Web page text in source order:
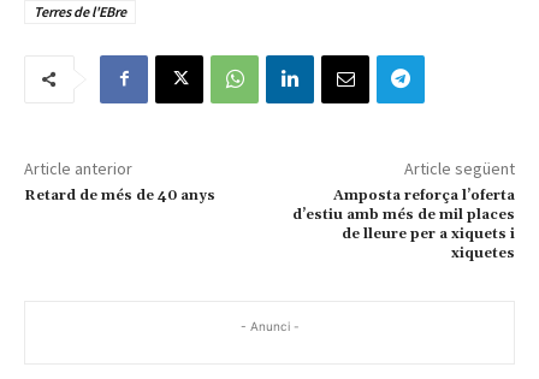
Terres de l'EBre
Article anterior
Retard de més de 40 anys
Article següent
Amposta reforça l’oferta
d’estiu amb més de mil places
de lleure per a xiquets i
xiquetes
- Anunci -